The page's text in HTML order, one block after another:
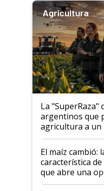
Agricultura
La "SuperRaza"
argentinos que
agricultura a un
posibilidades
infinitas"
El maíz cambió:
característica
que abre una
el lote